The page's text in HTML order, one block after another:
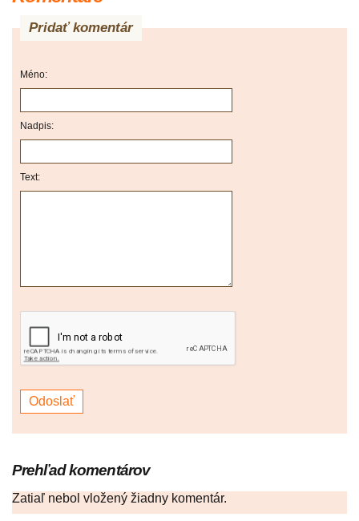
Pridať komentár
Méno:
Nadpis:
Text:
Prehľad komentárov
Zatiaľ nebol vložený žiadny komentár.